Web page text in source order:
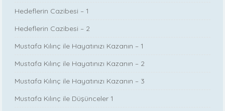
Hedeflerin Cazibesi – 1
Hedeflerin Cazibesi – 2
Mustafa Kılınç ile Hayatınızı Kazanın – 1
Mustafa Kılınç ile Hayatınızı Kazanın – 2
Mustafa Kılınç ile Hayatınızı Kazanın – 3
Mustafa Kılınç ile Düşünceler 1